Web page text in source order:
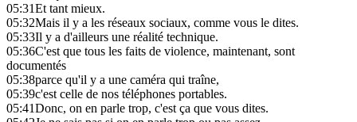
05:31Et tant mieux.
05:32Mais il y a les réseaux sociaux, comme vous le dites.
05:33Il y a d'ailleurs une réalité technique.
05:36C'est que tous les faits de violence, maintenant, sont
documentés
05:38parce qu'il y a une caméra qui traîne,
05:39c'est celle de nos téléphones portables.
05:41Donc, on en parle trop, c'est ça que vous dites.